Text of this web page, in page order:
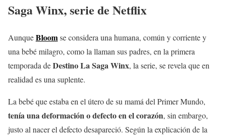
Saga Winx, serie de Netflix
AunqueBloomse considera una humana, común y corriente y
una bebé milagro, como la llaman sus padres, en la primera
temporada deDestino La Saga Winx, la serie, se revela que en
realidad es una suplente.
La bebé que estaba en el útero de su mamá del Primer Mundo,
tenía una deformación o defecto en el corazón, sin embargo,
justo al nacer el defecto desapareció. Según la explicación de la